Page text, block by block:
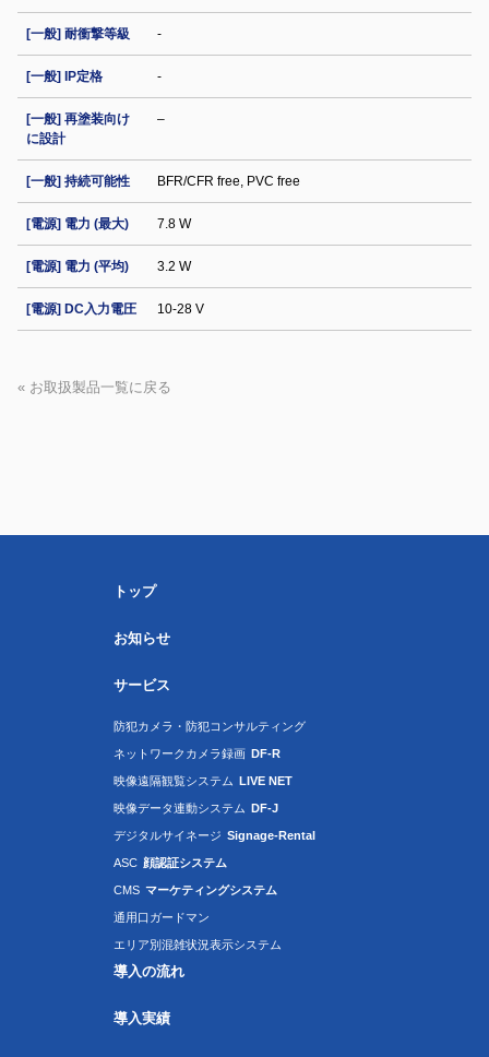
[一般] 耐衝撃等級 -
[一般] IP定格 -
[一般] 再塗装向け
に設計
–
[一般] 持続可能性 BFR/CFR free, PVC free
[電源] 電力 (最大) 7.8 W
[電源] 電力 (平均) 3.2 W
[電源] DC入力電圧 10-28 V
« お取扱製品一覧に戻る
トップ
お知らせ
サービス
防犯カメラ・防犯コンサルティング
ネットワークカメラ録画 DF-R
映像遠隔観覧システム LIVE NET
映像データ連動システム DF-J
デジタルサイネージ Signage-Rental
ASC 顔認証システム
CMS マーケティングシステム
通用口ガードマン
エリア別混雑状況表示システム
導入の流れ
導入実績